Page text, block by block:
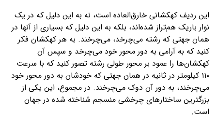
این ردیف کهکشانی خارق‌العاده است، نه به این دلیل که در یک
نوار باریک هم‌تراز شده‌اند، بلکه به این دلیل که بسیاری از آنها در
همان جهتی که رشته می‌چرخد، می‌چرخند. به هر کهکشان فکر
کنید که به آرامی به دور محور خود می‌چرخد و سپس آن
کهکشان‌ها را عمود بر محور طولی رشته تصور کنید که با سرعت
۱۱۰ کیلومتر در ثانیه در همان جهتی که خودشان به دور محور خود
می‌چرخند، به دور آن دوک می‌چرخند. در مجموع، این یکی از
بزرگترین ساختارهای چرخشی منسجم شناخته شده در جهان
است.